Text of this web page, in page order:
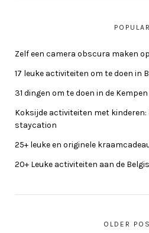
POPULAR
Zelf een camera obscura maken
17 leuke activiteiten om te doen in
31 dingen om te doen in de
Koksijde activiteiten met
staycation
25+ leuke en originele
20+ Leuke activiteiten aan de
OLDER